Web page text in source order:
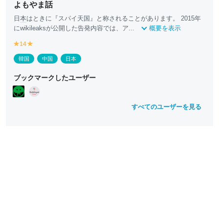
よもやま話
日 本はときに『スパイ天国』と称されることがあります。 2015年
にwikileaksが公開した告発内容では、ア...
概要を表示
y
e
ll
w
14
e
ll
w
韓国 中国 日本
ブックマークしたユーザー
すべてのユーザーを見る